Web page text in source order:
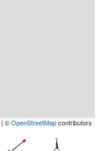
| ©OpenStreetMapcontributors